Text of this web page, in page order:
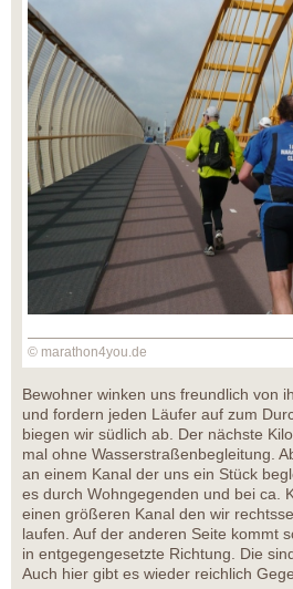
© marathon4you.de
Bewohner winken uns freundlich von
und fordern jeden Läufer auf zum
biegen wir südlich ab. Der nächste
mal ohne Wasserstraßenbegleitung.
an einem Kanal der uns ein Stück
es durch Wohngegenden und bei ca.
einen größeren Kanal den wir
laufen. Auf der anderen Seite kommt
in entgegengesetzte Richtung. Die
Auch hier gibt es wieder reichlich